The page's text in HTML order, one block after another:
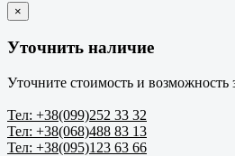
×
Уточнить наличие
Уточните стоимость и возможность
Тел: +38(099)252 33 32
Тел: +38(068)488 83 13
Тел: +38(095)123 63 66